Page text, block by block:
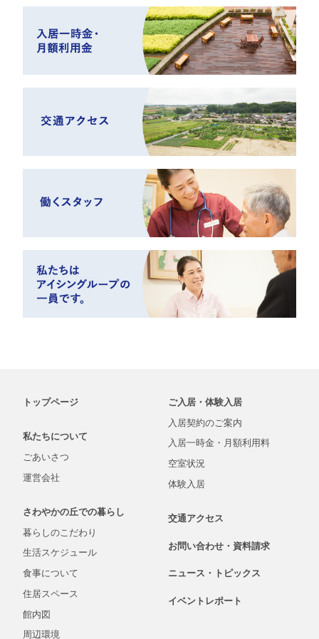
トップページ
私たちについて
ごあいさつ
運営会社
さわやかの丘での暮らし
暮らしのこだわり
生活スケジュール
食事について
住居スペース
館内図
周辺環境
ご入居・体験入居
入居契約のご案内
入居一時金・ 月額利用料
空室状況
体験入居
交通アクセス
お問い合わせ・ 資料請求
ニュース・ トピックス
イベントレポート